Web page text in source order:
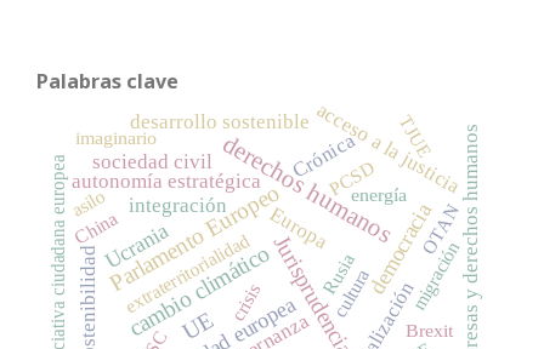
Palabras clave
derechos humanos
Parlamento Europeo
UE
cambio climáticoJurisprudenciademocracia
Ucrania
autonomía estratégica
Europa
Crónica
integración
acceso a la justiciaempresas y derechos humanos
sociedad civil
desarrollo sostenible
sostenibilidad migración
crisis
PCSD
Rusia
Brexit
extraterritorialidad cultura
iniciativa ciudadana europea
imaginario
energía
China
TJUE
OTAN
asilo